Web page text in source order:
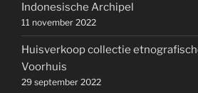
Indonesische Archipel
11 november 2022
Huisverkoop collectie
Voorhuis
29 september 2022